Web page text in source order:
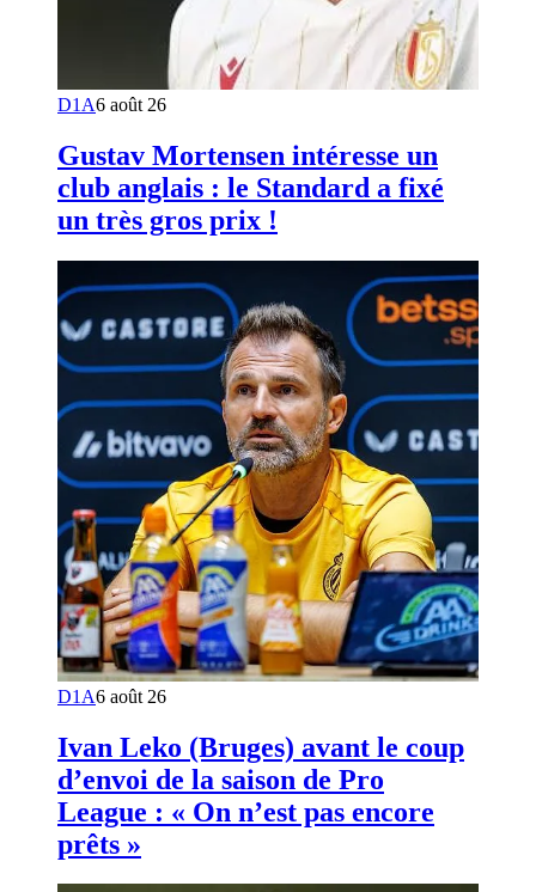
D1A6 août 26
Gustav Mortensen intéresse un
club anglais : le Standard a fixé
un très gros prix !
D1A6 août 26
Ivan Leko (Bruges) avant le coup
d’envoi de la saison de Pro
League : « On n’est pas encore
prêts »